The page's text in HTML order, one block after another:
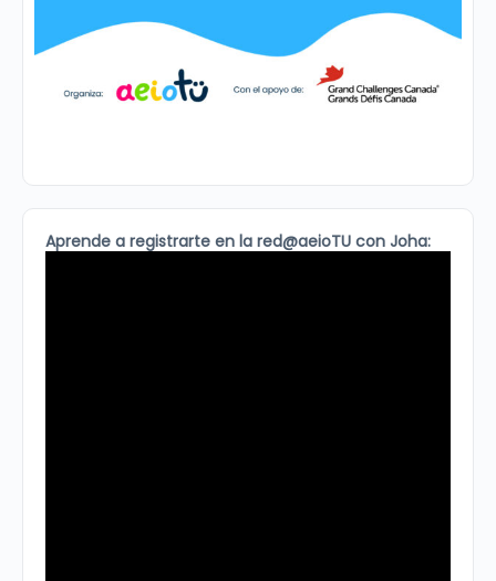
Aprende a registrarte en la red@aeioTU con Joha: